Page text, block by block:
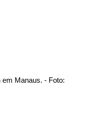
em Manaus. - Foto: